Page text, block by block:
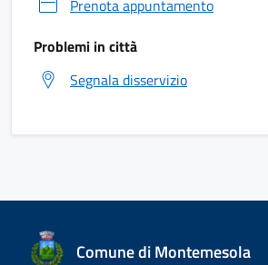
Prenota appuntamento
Problemi in città
Segnala disservizio
Comune di Montemesola